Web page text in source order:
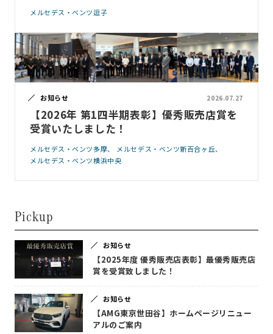
メルセデス・ベンツ逗子
お知らせ 2026.07.27
【2026年 第1四半期表彰】優秀販売店賞を
受賞いたしました！
メルセデス・ベンツ多摩
メルセデス・ベンツ新百合ヶ丘
メルセデス・ベンツ横浜中央
Pickup
お知らせ
【2025年度 優秀販売店表彰】最優秀販売店
賞を受賞致しました！
お知らせ
【AMG東京世田谷】ホームページリニュー
アルのご案内